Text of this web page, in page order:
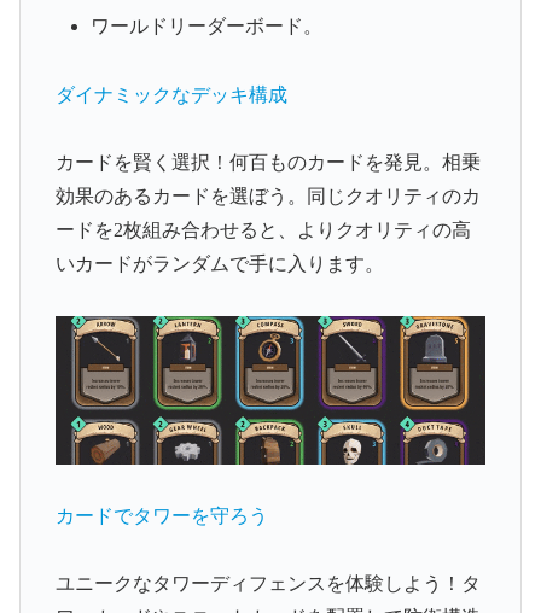
ワールドリーダーボード。
ダイナミックなデッキ構成
カードを賢く選択！何百ものカードを発見。相乗
効果のあるカードを選ぼう。同じクオリティのカ
ードを2枚組み合わせると、よりクオリティの高
いカードがランダムで手に入ります。
カードでタワーを守ろう
ユニークなタワーディフェンスを体験しよう！タ